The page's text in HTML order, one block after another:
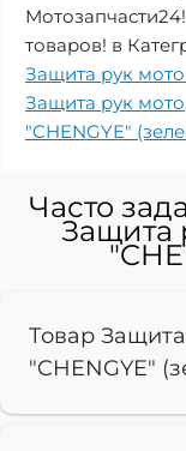
товаров! в
Защита рук
Защита рук мото
"CHENGYE"
Часто
Защита
Товар
"CHENGYE"